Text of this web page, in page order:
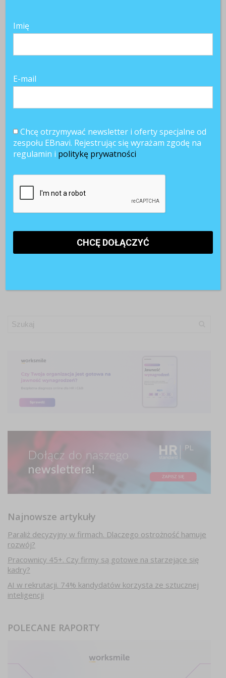
Najnowsze artykuły
Paraliż decyzyjny w firmach. Dlaczego ostrożność hamuje
rozwój?
Pracownicy 45+. Czy firmy są gotowe na starzejące się
kadry?
AI w rekrutacji. 74% kandydatów korzysta ze sztucznej
inteligencji
POLECANE RAPORTY
Imię
E-mail
Chcę otrzymywać newsletter i oferty specjalne od
zespołu EBnavi. Rejestrując się wyrażam zgodę na
regulamin i politykę prywatności